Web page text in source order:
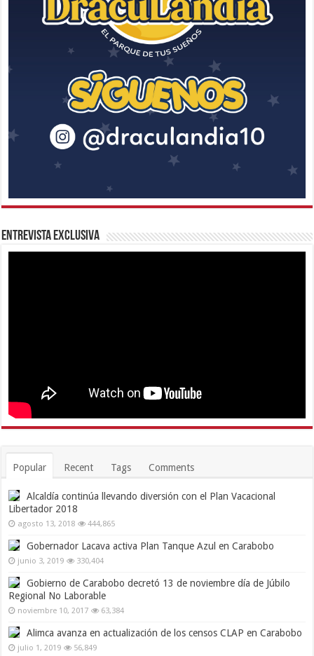
Entrevista Exclusiva
Popular Recent Tags Comments
Alcaldía continúa llevando diversión con el Plan Vacacional
Libertador 2018
agosto 13, 2018 444,865
Gobernador Lacava activa Plan Tanque Azul en Carabobo
junio 3, 2019 330,404
Gobierno de Carabobo decretó 13 de noviembre día de Júbilo
Regional No Laborable
noviembre 10, 2017 63,384
Alimca avanza en actualización de los censos CLAP en Carabobo
julio 1, 2019 56,849